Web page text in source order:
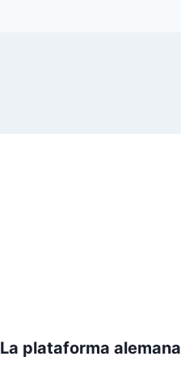
La plataforma alemana